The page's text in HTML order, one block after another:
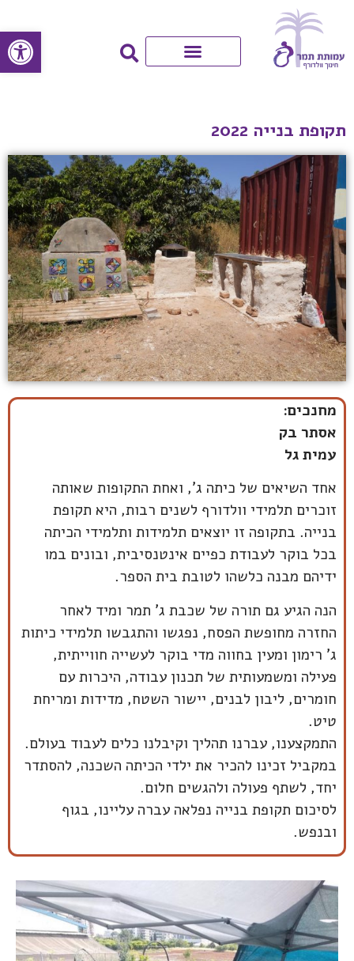
פתח
תקופת בנייה 2022
מחנכים:
אסתר בק
עמית גל
אחד השיאים של כיתה ג', ואחת התקופות שאותה
זוכרים תלמידי וולדורף לשנים רבות, היא תקופת
בנייה. בתקופה זו יוצאים תלמידות ותלמידי הכיתה
בכל בוקר לעבודת כפיים אינטנסיבית, ובונים במו
ידיהם מבנה כלשהו לטובת בית הספר.
הנה הגיע גם תורה של שכבת ג' תמר ומיד לאחר
החזרה מחופשת הפסח, נפגשו והתגבשו תלמידי כיתות
ג' רימון ומעין בחווה מדי בוקר לעשייה חווייתית,
פעילה ומשמעותית של תכנון עבודה, היכרות עם
חומרים, ליבון לבנים, יישור השטח, מדידות ומריחת
טיט.
התמקצענו, עברנו תהליך וקיבלנו כלים לעבוד בעולם.
במקביל זכינו להכיר את ילדי הכיתה השכנה, להסתדר
יחד, לשתף פעולה ולהגשים חלום.
לסיכום תקופת בנייה נפלאה עברה עליינו, בגוף
ובנפש.